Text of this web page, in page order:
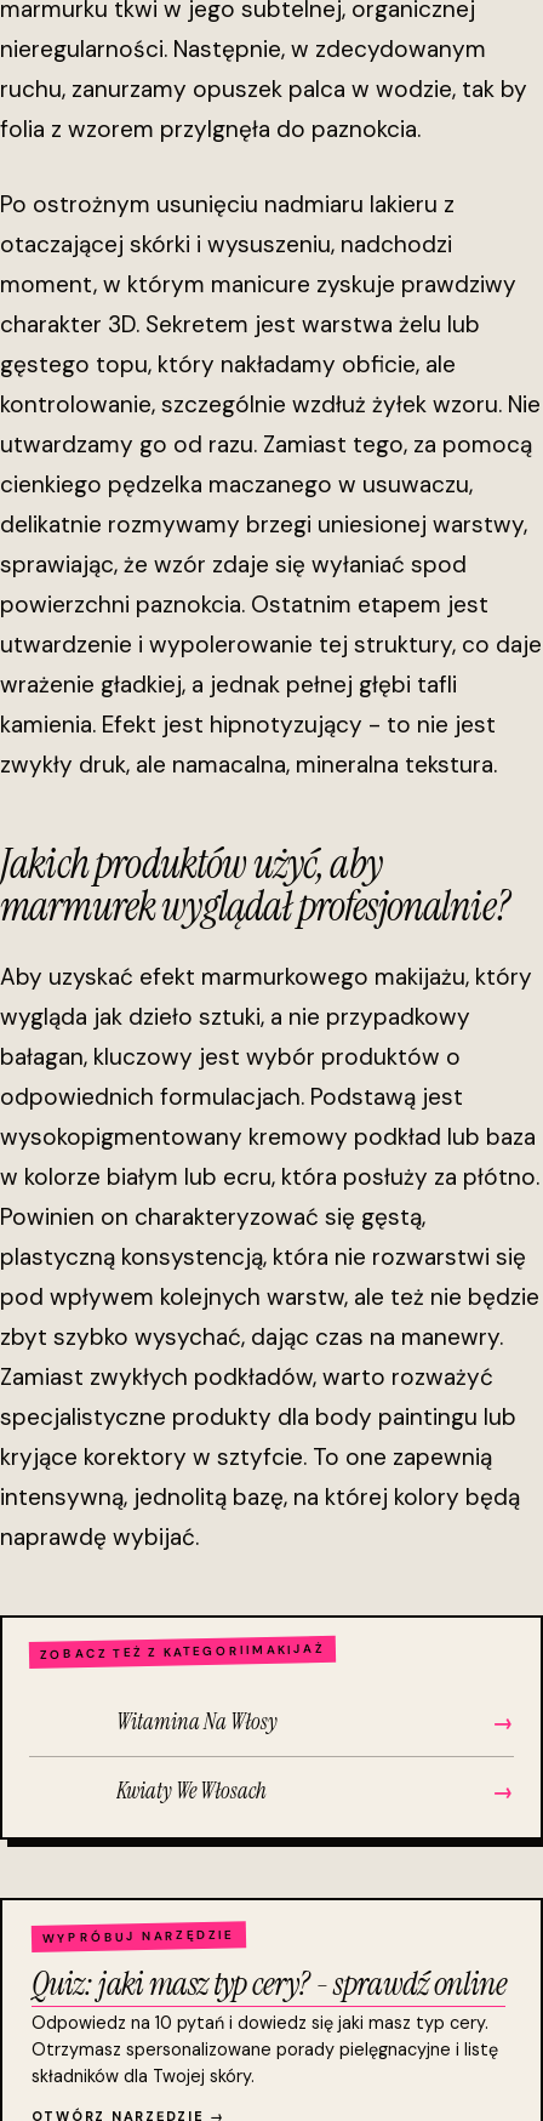
marmurku tkwi w jego subtelnej, organicznej
nieregularności. Następnie, w zdecydowanym
ruchu, zanurzamy opuszek palca w wodzie, tak by
folia z wzorem przylgnęła do paznokcia.
Po ostrożnym usunięciu nadmiaru lakieru z
otaczającej skórki i wysuszeniu, nadchodzi
moment, w którym manicure zyskuje prawdziwy
charakter 3D. Sekretem jest warstwa żelu lub
gęstego topu, który nakładamy obficie, ale
kontrolowanie, szczególnie wzdłuż żyłek wzoru. Nie
utwardzamy go od razu. Zamiast tego, za pomocą
cienkiego pędzelka maczanego w usuwaczu,
delikatnie rozmywamy brzegi uniesionej warstwy,
sprawiając, że wzór zdaje się wyłaniać spod
powierzchni paznokcia. Ostatnim etapem jest
utwardzenie i wypolerowanie tej struktury, co daje
wrażenie gładkiej, a jednak pełnej głębi tafli
kamienia. Efekt jest hipnotyzujący - to nie jest
zwykły druk, ale namacalna, mineralna tekstura.
Jakich produktów użyć, aby
marmurek wyglądał profesjonalnie?
Aby uzyskać efekt marmurkowego makijażu, który
wygląda jak dzieło sztuki, a nie przypadkowy
bałagan, kluczowy jest wybór produktów o
odpowiednich formulacjach. Podstawą jest
wysokopigmentowany kremowy podkład lub baza
w kolorze białym lub ecru, która posłuży za płótno.
Powinien on charakteryzować się gęstą,
plastyczną konsystencją, która nie rozwarstwi się
pod wpływem kolejnych warstw, ale też nie będzie
zbyt szybko wysychać, dając czas na manewry.
Zamiast zwykłych podkładów, warto rozważyć
specjalistyczne produkty dla body paintingu lub
kryjące korektory w sztyfcie. To one zapewnią
intensywną, jednolitą bazę, na której kolory będą
naprawdę wybijać.
ZOBACZ TEŻ Z KATEGORIIMAKIJAŻ
Witamina Na Włosy →
Kwiaty We Włosach →
WYPRÓBUJ NARZĘDZIE
Quiz: jaki masz typ cery? - sprawdź online
Odpowiedz na 10 pytań i dowiedz się jaki masz typ cery.
Otrzymasz spersonalizowane porady pielęgnacyjne i listę
składników dla Twojej skóry.
OTWÓRZ NARZĘDZIE →